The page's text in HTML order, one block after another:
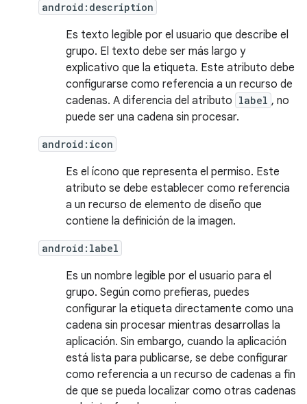
android:description
Es texto legible por el usuario que describe el
grupo. El texto debe ser más largo y
explicativo que la etiqueta. Este atributo debe
configurarse como referencia a un recurso de
cadenas. A diferencia del atributo label , no
puede ser una cadena sin procesar.
android:icon
Es el ícono que representa el permiso. Este
atributo se debe establecer como referencia
a un recurso de elemento de diseño que
contiene la definición de la imagen.
android:label
Es un nombre legible por el usuario para el
grupo. Según como prefieras, puedes
configurar la etiqueta directamente como una
cadena sin procesar mientras desarrollas la
aplicación. Sin embargo, cuando la aplicación
está lista para publicarse, se debe configurar
como referencia a un recurso de cadenas a fin
de que se pueda localizar como otras cadenas